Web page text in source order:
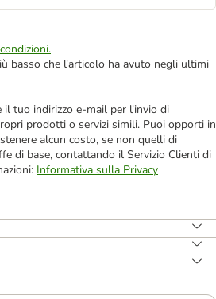
basso che l'articolo ha avuto negli ultimi
tuo indirizzo e-mail per l'invio di
prodotti o servizi simili. Puoi opporti in
alcun costo, se non quelli di
di base, contattando il Servizio Clienti di
Informativa sulla Privacy